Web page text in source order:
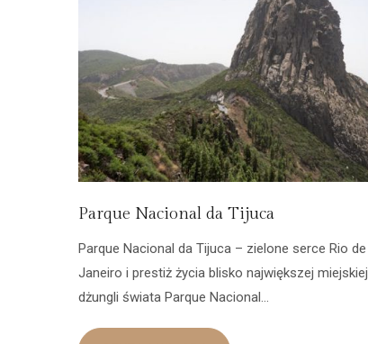
Parque Nacional da Tijuca
Parque Nacional da Tijuca – zielone serce Rio de
Janeiro i prestiż życia blisko największej miejskiej
dżungli świata Parque Nacional…